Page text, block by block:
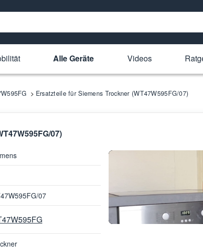
Alle Geräte Videos
Ersatzteile für Siemens Trockner (WT47W595FG/07)
07)
07